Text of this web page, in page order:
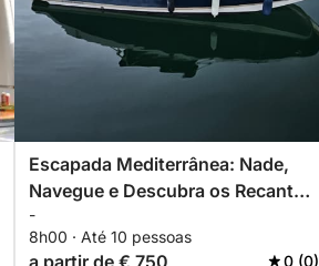
Escapada Mediterrânea: Nade,
Navegue e Descubra os Recantos
Escondidos de Torrevieja
-
8h00 · Até 10 pessoas
a partir de € 750 0 (0)